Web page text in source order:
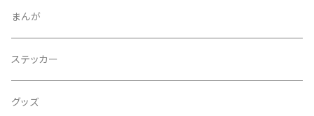
まんが
ステッカー
グッズ